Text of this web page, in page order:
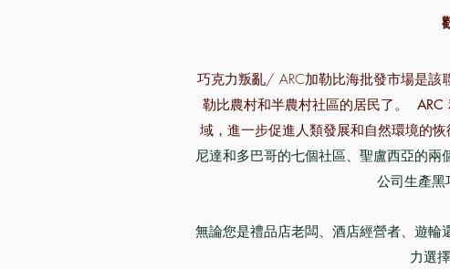
巧克力叛亂/ ARC加勒比海批發市場是該
勒比農村和半農村社區的居民了。
ARC
域，進一步促進人類發展和自然環境的
尼達和多巴哥的七個社區、聖盧西亞的
公司生產黑
無論您是禮品店老闆、酒店經營者、遊
力選擇